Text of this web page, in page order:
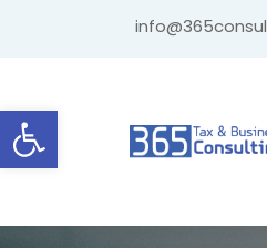
Ανοίξτε τη